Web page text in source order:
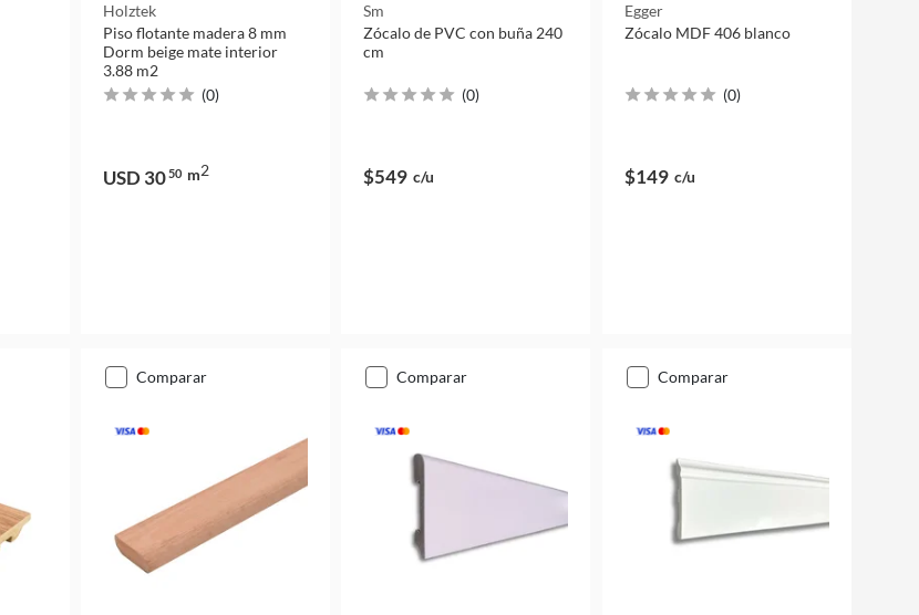
Holztek
Piso flotante madera 8 mm
Dorm beige mate interior
3.88 m2
(0)
USD 3050 m2
Sm
Zócalo de PVC con buña 240
cm
(0)
$549 c/u
Egger
Zócalo MDF 406 blanco
(0)
$149 c/u
comparar comparar comparar